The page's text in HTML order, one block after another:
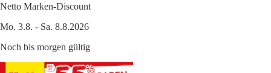
Netto Marken-Discount
Mo. 3.8. - Sa. 8.8.2026
Noch bis morgen gültig